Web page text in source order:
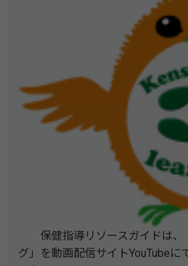
保健指導リソースガイドは、
グ」を動画配信サイトYouTube